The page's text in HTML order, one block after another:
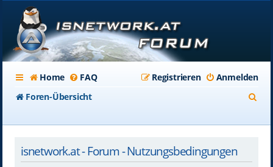
Home FAQ Anmelden
Registrieren
Foren-Übersicht
isnetwork.at - Forum - Nutzungsbedingungen